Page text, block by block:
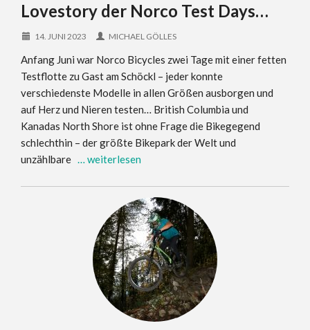
Lovestory der Norco Test Days…
14. JUNI 2023 MICHAEL GÖLLES
Anfang Juni war Norco Bicycles zwei Tage mit einer fetten
Testflotte zu Gast am Schöckl – jeder konnte
verschiedenste Modelle in allen Größen ausborgen und
auf Herz und Nieren testen… British Columbia und
Kanadas North Shore ist ohne Frage die Bikegegend
schlechthin – der größte Bikepark der Welt und
unzählbare … weiterlesen